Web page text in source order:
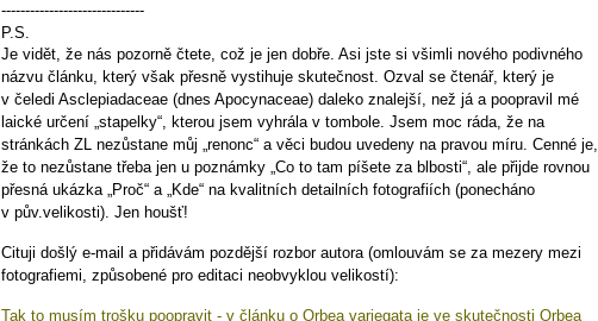
------------------------------
P.S.
Je vidět, že nás pozorně čtete, což je jen dobře. Asi jste si všimli nového podivného
názvu článku, který však přesně vystihuje skutečnost. Ozval se čtenář, který je
v čeledi Asclepiadaceae (dnes Apocynaceae) daleko znalejší, než já a poopravil mé
laické určení „stapelky“, kterou jsem vyhrála v tombole. Jsem moc ráda, že na
stránkách ZL nezůstane můj „renonc“ a věci budou uvedeny na pravou míru. Cenné je,
že to nezůstane třeba jen u poznámky „Co to tam píšete za blbosti“, ale přijde rovnou
přesná ukázka „Proč“ a „Kde“ na kvalitních detailních fotografiích (ponecháno
v pův.velikosti). Jen houšť!
Cituji došlý e-mail a přidávám pozdější rozbor autora (omlouvám se za mezery mezi
fotografiemi, způsobené pro editaci neobvyklou velikostí):
Tak to musím trošku poopravit - v článku o Orbea variegata je ve skutečnosti Orbea